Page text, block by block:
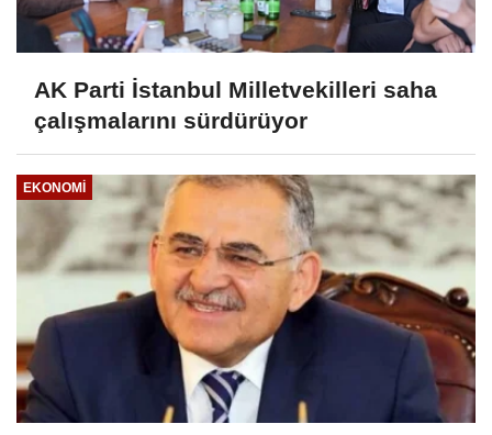
AK Parti İstanbul Milletvekilleri saha
çalışmalarını sürdürüyor
EKONOMI